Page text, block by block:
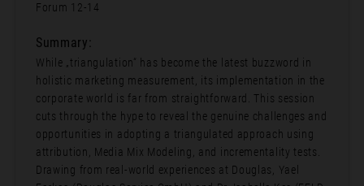
Forum 12-14
Summary:
While „triangulation“ has become the latest buzzword in
holistic marketing measurement, its implementation in the
corporate world is far from straightforward. This session
cuts through the hype to reveal the genuine challenges and
opportunities in adopting a triangulated approach using
attribution, Media Mix Modeling, and incrementality tests.
Drawing from real-world experiences at Douglas, Yael